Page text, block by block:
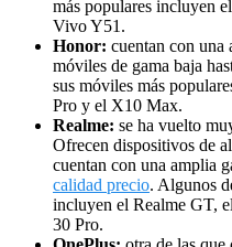
más populares incluyen
Vivo Y51.
Honor: cuentan con una
móviles de gama baja
sus móviles más
Pro y el X10 Max.
Realme: se ha vuelto
Ofrecen dispositivos de
cuentan con una amplia
calidad precio. Algunos
incluyen el Realme GT,
30 Pro.